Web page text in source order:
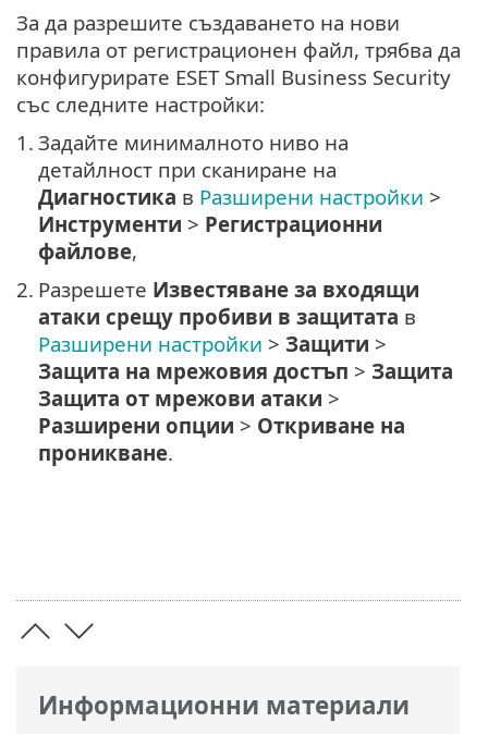
Информационни материали
За да разрешите създаването на нови
правила от регистрационен файл, трябва да
конфигурирате ESET Small Business Security
със следните настройки:
1. Задайте минималното ниво на
детайлност при сканиране на
Диагностика в Разширени настройки >
Инструменти > Регистрационни
файлове,
2. Разрешете Известяване за входящи
атаки срещу пробиви в защитата в
Разширени настройки > Защити >
Защита на мрежовия достъп > Защита
Защита от мрежови атаки >
Разширени опции > Откриване на
проникване.